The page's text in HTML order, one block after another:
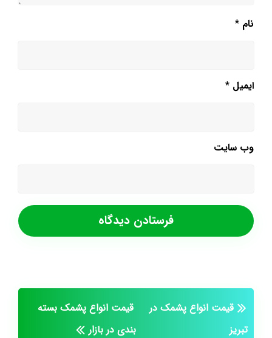
نام *
ایمیل *
وب‌ سایت
قیمت انواع پشمک در
تبریز
قيمت انواع پشمک بسته
بندی در بازار